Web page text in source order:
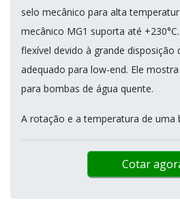
selo mecânico para alta
mecânico MG1 suporta até
flexível devido à grande disposição
adequado para low-end. Ele
para bombas de água quente.
A rotação e a temperatura de uma
Cotar